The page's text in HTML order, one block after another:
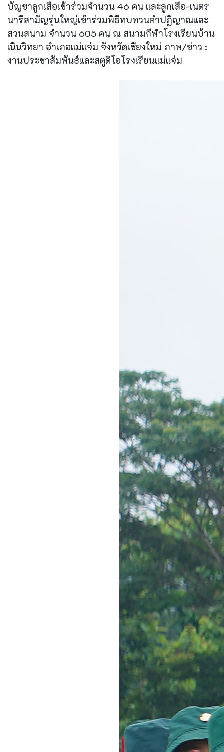
บัญชาลูกเสือเข้าร่วมจำนวน 46 คน และลูกเสือ-เนตร
นารีสามัญรุ่นใหญ่เข้าร่วมพิธีทบทวนคำปฏิญาณและ
สวนสนาม จำนวน 605 คน ณ สนามกีฬาโรงเรียนบ้าน
เนินวิทยา อำเภอแม่แจ่ม จังหวัดเชียงใหม่ ภาพ/ข่าว :
งานประชาสัมพันธ์และสตูดิโอโรงเรียนแม่แจ่ม